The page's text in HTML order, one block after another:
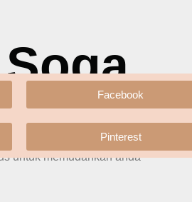
Banten. Pada Inacraft kali ini, anda
untuk memudahkan anda
Facebook
Pinterest